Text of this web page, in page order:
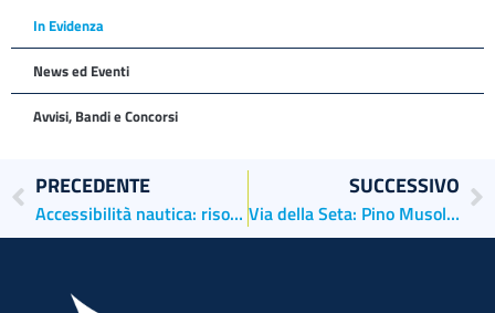
In Evidenza
News ed Eventi
Avvisi, Bandi e Concorsi
PRECEDENTE
Accessibilità nautica: risorse già stanziate ma la burocrazia blocca la manutenzione dei canali. A rischio traffici e occupazione.
SUCCESSIVO
Via della Seta: Pino Musolino delegato Assoporti firma a Shenzen dichiarazione d’intenti